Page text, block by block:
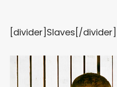
[divider]Slaves[/divider]